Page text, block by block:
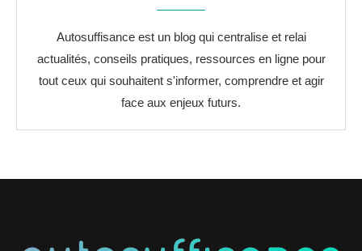
Autosuffisance est un blog qui centralise et relai
actualités, conseils pratiques, ressources en ligne pour
tout ceux qui souhaitent s'informer, comprendre et agir
face aux enjeux futurs.